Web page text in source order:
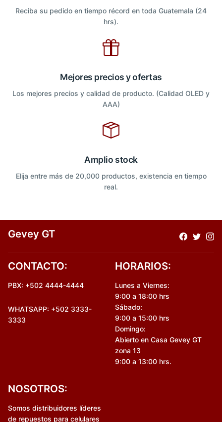
Reciba su pedido en tiempo récord en toda Guatemala (24
hrs).
Mejores precios y ofertas
Los mejores precios y calidad de producto. (Calidad OLED y
AAA)
Amplio stock
Elija entre más de 20,000 productos, existencia en tiempo
real.
Gevey GT
CONTACTO:
PBX: +502 4444-4444
WHATSAPP: +502 3333-
3333
HORARIOS:
Lunes a Viernes:
9:00 a 18:00 hrs
Sábado:
9:00 a 15:00 hrs
Domingo:
Abierto en Casa Gevey GT
zona 13
9:00 a 13:00 hrs.
NOSOTROS:
Somos distribuidores líderes
de repuestos para celulares